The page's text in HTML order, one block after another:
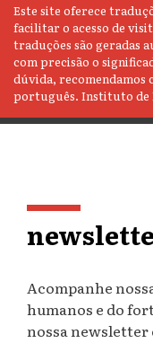
Este site oferece
facilitar o acesso de
traduções são geradas
com precisão o
dúvida,
português. Instituto de
Acompanhe
humanos e do
nossa newsletter